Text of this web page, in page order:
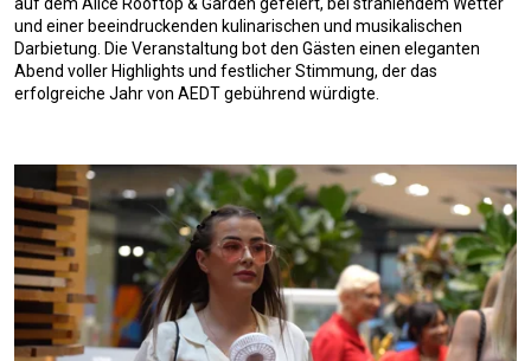
auf dem Alice Rooftop & Garden gefeiert, bei strahlendem Wetter
und einer beeindruckenden kulinarischen und musikalischen
Darbietung. Die Veranstaltung bot den Gästen einen eleganten
Abend voller Highlights und festlicher Stimmung, der das
erfolgreiche Jahr von AEDT gebührend würdigte.